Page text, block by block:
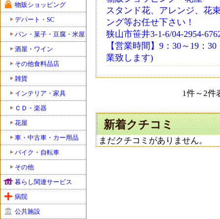
物販ショッピング
デパート・SC
パン・菓子・豆腐・米屋
酒屋・ワイン
その他食料品店
雑貨
インテリア・家具
ＣＤ・楽器
花屋
車・中古車・カー用品
バイク・自転車
その他
暮らし関連サービス
病院
公共施設
スタンド花、アレンジ、花
ング等お任せ下さい！
狭山市笹井3-1-6/04-2954-
【営業時間】9：30～19：
業致します)
1件～2件
新着クチコミ
まだクチコミがありません。